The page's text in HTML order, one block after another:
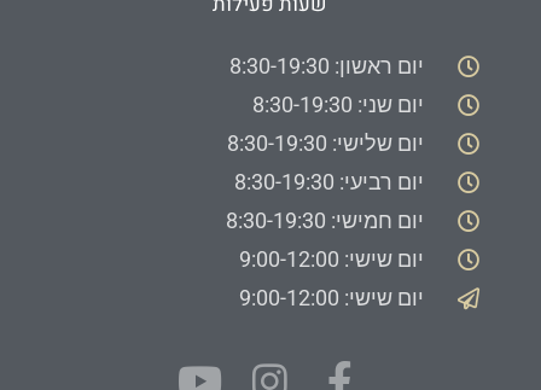
יום ראשון: 8:30-19:30
יום שני: 8:30-19:30
יום שלישי: 8:30-19:30
יום רביעי: 8:30-19:30
יום חמישי: 8:30-19:30
יום שישי: 9:00-12:00
יום שישי: 9:00-12:00